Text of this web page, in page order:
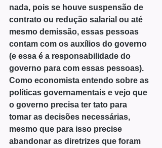
nada, pois se houve suspensão de
contrato ou redução salarial ou até
mesmo demissão, essas pessoas
contam com os auxílios do governo
(e essa é a responsabilidade do
governo para com essas pessoas).
Como economista entendo sobre as
políticas governamentais e vejo que
o governo precisa ter tato para
tomar as decisões necessárias,
mesmo que para isso precise
abandonar as diretrizes que foram